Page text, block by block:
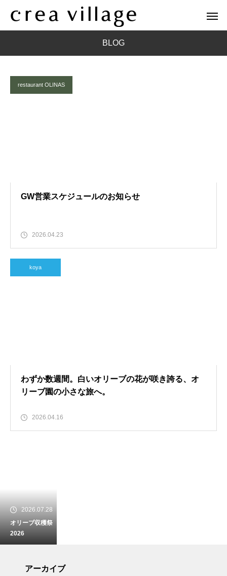
BLOG
restaurant OLINAS
GW営業スケジュールのお知らせ
2026.04.23
koya
わずか数週間。白いオリーブの花が咲き誇る、オ
リーブ園の小さな旅へ。
2026.04.16
2026.07.28
オリーブ収穫祭
2026
アーカイブ